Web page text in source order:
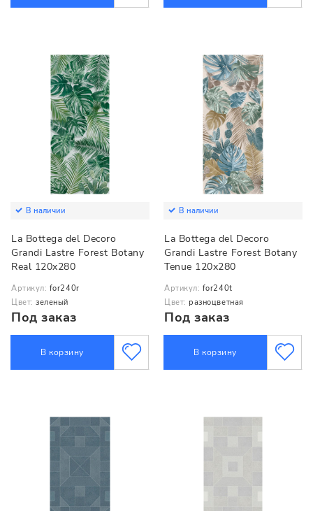
В наличии
La Bottega del Decoro
Grandi Lastre Forest Botany
Real 120x280
Артикул: for240r
Цвет: зеленый
Под заказ
В корзину
В наличии
La Bottega del Decoro
Grandi Lastre Forest Botany
Tenue 120x280
Артикул: for240t
Цвет: разноцветная
Под заказ
В корзину